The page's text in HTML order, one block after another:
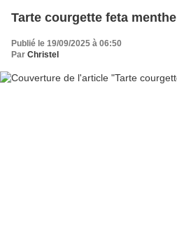
Tarte courgette feta menthe
Publié le 19/09/2025 à 06:50
Par Christel